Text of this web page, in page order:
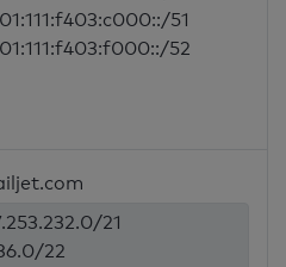
51
52
21
22